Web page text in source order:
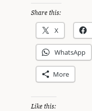
Share this:
X
WhatsApp
More
Like this: